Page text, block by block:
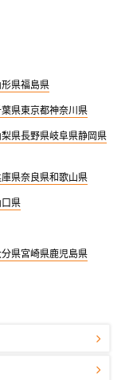
県福島県
県東京都神奈川県
県長野県岐阜県静岡県
県奈良県和歌山県
県
県宮崎県鹿児島県